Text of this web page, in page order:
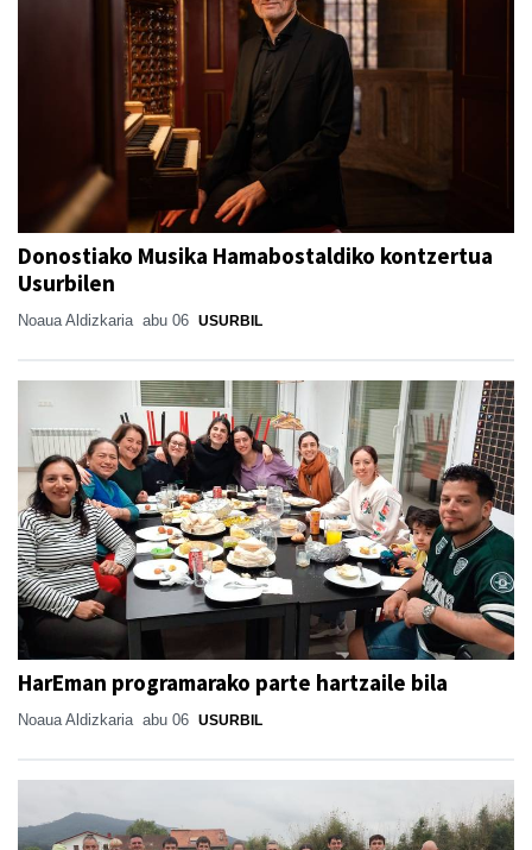
Donostiako Musika Hamabostaldiko kontzertua
Usurbilen
Noaua Aldizkaria abu 06 USURBIL
HarEman programarako parte hartzaile bila
Noaua Aldizkaria abu 06 USURBIL